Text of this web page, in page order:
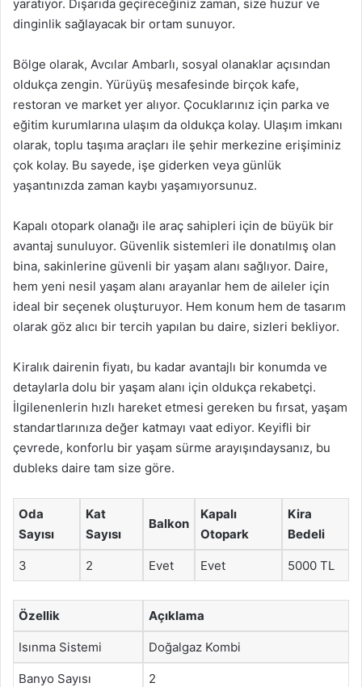
yaratıyor. Dışarıda geçireceğiniz zaman, size huzur ve
dinginlik sağlayacak bir ortam sunuyor.
Bölge olarak, Avcılar Ambarlı, sosyal olanaklar açısından
oldukça zengin. Yürüyüş mesafesinde birçok kafe,
restoran ve market yer alıyor. Çocuklarınız için parka ve
eğitim kurumlarına ulaşım da oldukça kolay. Ulaşım imkanı
olarak, toplu taşıma araçları ile şehir merkezine erişiminiz
çok kolay. Bu sayede, işe giderken veya günlük
yaşantınızda zaman kaybı yaşamıyorsunuz.
Kapalı otopark olanağı ile araç sahipleri için de büyük bir
avantaj sunuluyor. Güvenlik sistemleri ile donatılmış olan
bina, sakinlerine güvenli bir yaşam alanı sağlıyor. Daire,
hem yeni nesil yaşam alanı arayanlar hem de aileler için
ideal bir seçenek oluşturuyor. Hem konum hem de tasarım
olarak göz alıcı bir tercih yapılan bu daire, sizleri bekliyor.
Kiralık dairenin fiyatı, bu kadar avantajlı bir konumda ve
detaylarla dolu bir yaşam alanı için oldukça rekabetçi.
İlgilenenlerin hızlı hareket etmesi gereken bu fırsat, yaşam
standartlarınıza değer katmayı vaat ediyor. Keyifli bir
çevrede, konforlu bir yaşam sürme arayışındaysanız, bu
dubleks daire tam size göre.
Oda
Sayısı
Kat
Sayısı
Balkon
Kapalı
Otopark
Kira
Bedeli
3 2 Evet Evet 5000 TL
Özellik Açıklama
Isınma Sistemi Doğalgaz Kombi
Banyo Sayısı 2